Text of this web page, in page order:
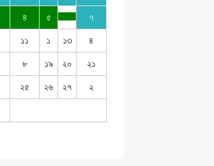
৪ ৫ ৭
১১ ১ ১৩ ৪
৮ ১৯ ২০ ২১
২৫ ২৬ ২৭ ২